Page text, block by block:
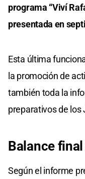
programa “Viví
presentada en
Esta última
la promoción de
también toda la
preparativos de los
Balance
Según el informe